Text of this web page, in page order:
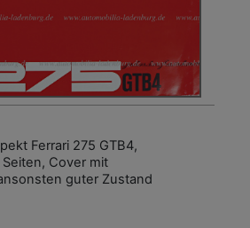
Ferrari 275 GTB4,
Cover mit
guter Zustand